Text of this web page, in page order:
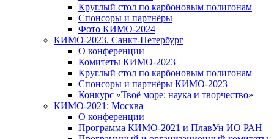
Круглый стол по карбоновым полигонам
Спонсоры и партнёры
Фото КИМО-2024
КИМО-2023. Санкт-Петербург
О конференции
Комитеты КИМО-2023
Круглый стол по карбоновым полигонам
Спонсоры и партнёры КИМО-2023
Конкурс «Твоё море: наука и творчество»
КИМО-2021: Москва
О конференции
Программа КИМО-2021 и ПлавУн ИО РАН